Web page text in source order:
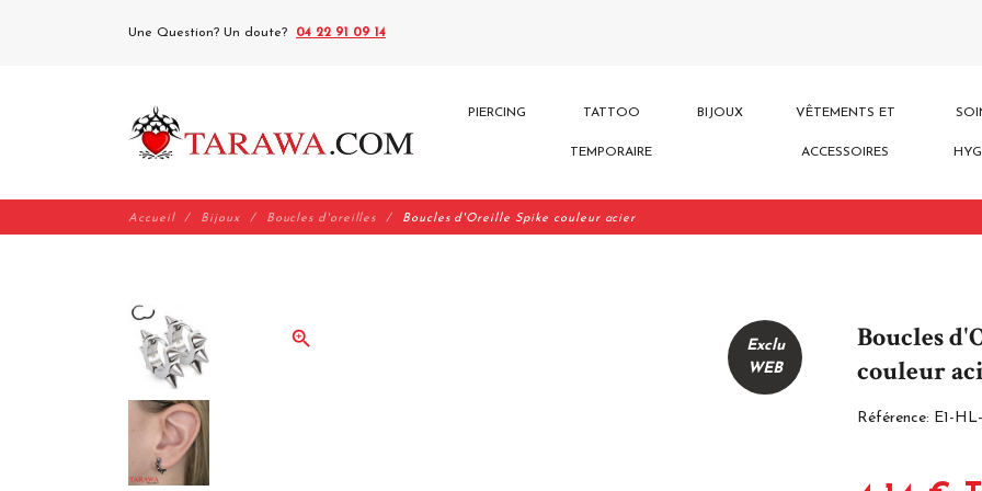
Une Question? Un doute? 04 22 91 09 14
PIERCING TATTOO
TEMPORAIRE
BIJOUX VÊTEMENTS ET
ACCESSOIRES
Accueil Bijoux Boucles d'oreilles Boucles d'Oreille Spike couleur acier
zoom_in
Exclu
WEB
Boucles
couleur
Référence: E1-